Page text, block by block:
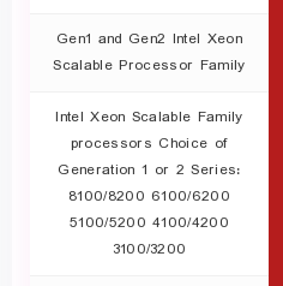
Gen1 and Gen2 Intel Xeon
Scalable Processor Family
Intel Xeon Scalable Family
processors Choice of
Generation 1 or 2 Series:
8100/8200 6100/6200
5100/5200 4100/4200
3100/3200